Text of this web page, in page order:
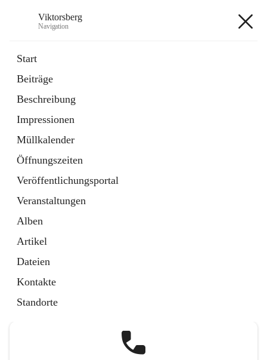
Viktorsberg
Navigation
Start
Beiträge
Beschreibung
Impressionen
Müllkalender
Öffnungszeiten
Veröffentlichungsportal
Veranstaltungen
Alben
Artikel
Dateien
Kontakte
Standorte
1 Schnellzugriff
Bürgerservice
10 Schnellzugriffe